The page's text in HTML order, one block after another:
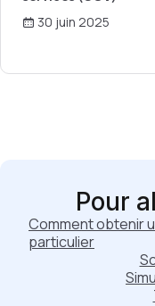
30 juin 2025
Pour
Comment obtenir
particulier